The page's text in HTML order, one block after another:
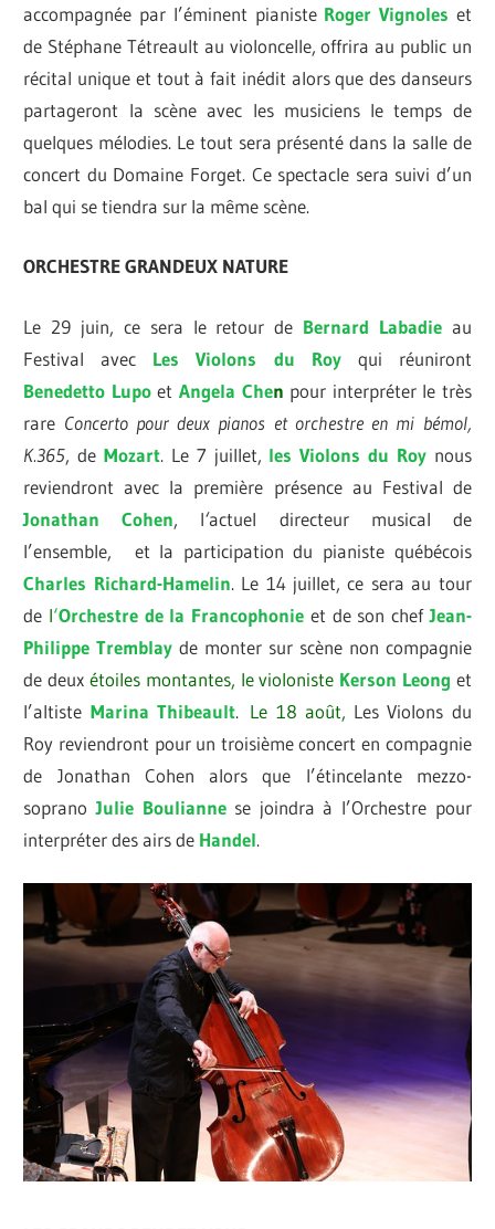
accompagnée par l’éminent pianiste Roger Vignoles et
de Stéphane Tétreault au violoncelle, offrira au public un
récital unique et tout à fait inédit alors que des danseurs
partageront la scène avec les musiciens le temps de
quelques mélodies. Le tout sera présenté dans la salle de
concert du Domaine Forget. Ce spectacle sera suivi d’un
bal qui se tiendra sur la même scène.
ORCHESTRE GRANDEUX NATURE
Le 29 juin, ce sera le retour de Bernard Labadie au
Festival avec Les Violons du Royqui réuniront
Benedetto Lupoet Angela Chen pour interpréter le très
rare Concerto pour deux pianos et orchestre en mi bémol,
K.365, de Mozart. Le 7 juillet, les Violons du Roynous
reviendront avec la première présence au Festival de
Jonathan Cohen, l‘actuel directeur musical de
l’ensemble, et la participation du pianiste québécois
Charles Richard-Hamelin. Le 14 juillet, ce sera au tour
de l‘Orchestre de la Francophonie et de son chefJean-
Philippe Tremblayde monter sur scène non compagnie
de deux étoiles montantes, le violoniste Kerson Leong et
l’altiste Marina Thibeault. Le 18 août, Les Violons du
Roy reviendront pour un troisième concert en compagnie
de Jonathan Cohen alors que l’étincelante mezzo-
sopranoJulie Boulianne se joindra à l’Orchestre pour
interpréter des airs de Handel.